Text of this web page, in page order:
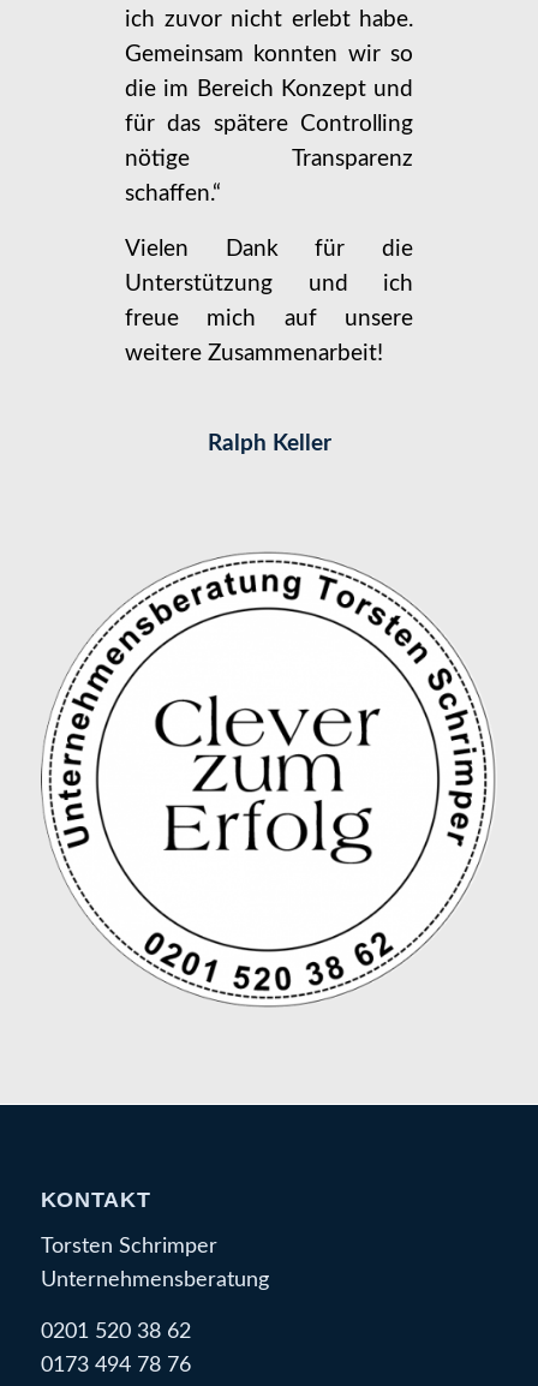
ich zuvor nicht erlebt habe.
Gemeinsam konnten wir so
die im Bereich Konzept und
für das spätere Controlling
nötige Transparenz
schaffen.“
Vielen Dank für die
Unterstützung und ich
freue mich auf unsere
weitere Zusammenarbeit!
Ralph Keller
KONTAKT
Torsten Schrimper
Unternehmensberatung
0201 520 38 62
0173 494 78 76